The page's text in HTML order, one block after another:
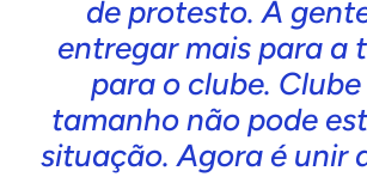
de protesto. A
entregar mais para a
para o clube.
tamanho não pode
situação. Agora é unir